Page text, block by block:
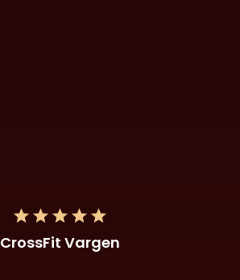
CrossFit Vargen